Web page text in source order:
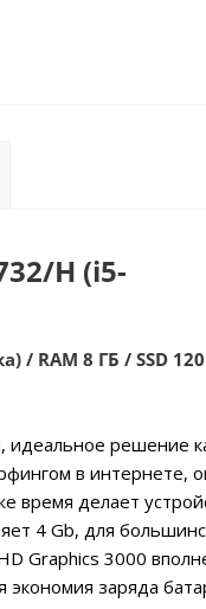
H (i5-
/ RAM 8 ГБ / SSD
идеальное решение
в интернете,
время делает
4 Gb, для
Graphics 3000
заряда